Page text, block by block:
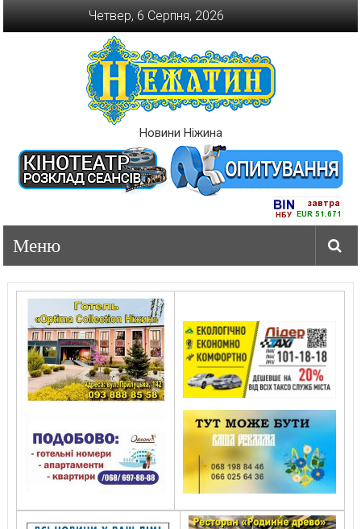
Четвер, 6 Серпня, 2026
Новини Ніжина